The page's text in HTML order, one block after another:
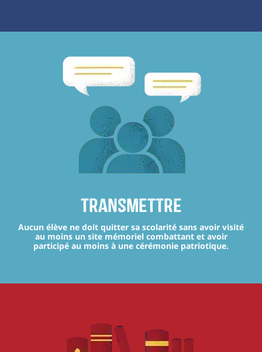
transmettre
Aucun élève ne doit quitter sa scolarité sans avoir visité
au moins un site mémoriel combattant et avoir
participé au moins à une cérémonie patriotique.